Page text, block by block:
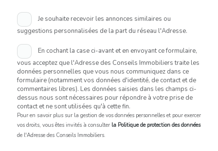
Je souhaite recevoir les annonces similaires ou
suggestions personnalisées de la part du réseau l'Adresse.
En cochant la case ci-avant et en envoyant ce formulaire,
vous acceptez que l'Adresse des Conseils Immobiliers traite les
données personnelles que vous nous communiquez dans ce
formulaire (notamment vos données d'identité, de contact et de
commentaires libres). Les données saisies dans les champs ci-
dessus nous sont nécessaires pour répondre à votre prise de
contact et ne sont utilisées qu'à cette fin.
Pour en savoir plus sur la gestion de vos données personnelles et pour exercer
vos droits, vous êtes invités à consulter la Politique de protection des données
de l'Adresse des Conseils Immobiliers.